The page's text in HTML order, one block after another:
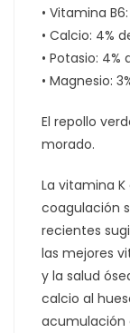
• Vitamina
• Calcio: 4%
• Potasio: 4%
• Magnesio:
El repollo
morado.
La vitamina
coagulación
recientes
las mejores
y la salud
calcio al
acumulación